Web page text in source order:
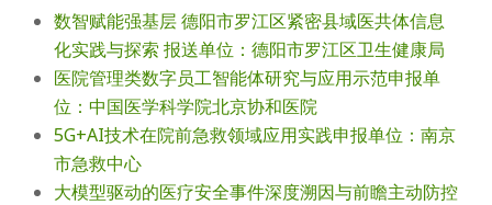
数智赋能强基层 德阳市罗江区紧密县域医共体信息
化实践与探索 报送单位：德阳市罗江区卫生健康局
医院管理类数字员工智能体研究与应用示范申报单
位：中国医学科学院北京协和医院
5G+AI技术在院前急救领域应用实践申报单位：南京
市急救中心
大模型驱动的医疗安全事件深度溯因与前瞻主动防控